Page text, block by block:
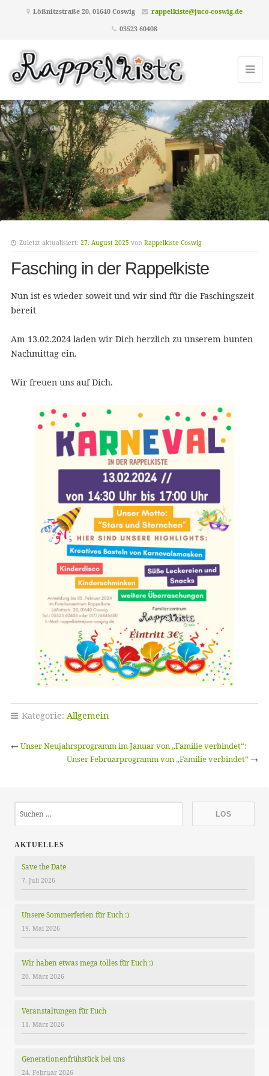
Lößnitzstraße 20, 01640 Coswig
rappelkiste@juco-coswig.de
03523 60408
Zuletzt aktualisiert: 27. August 2025 von Rappelkiste Coswig
Fasching in der Rappelkiste
Nun ist es wieder soweit und wir sind für die Faschingszeit
bereit
Am 13.02.2024 laden wir Dich herzlich zu unserem bunten
Nachmittag ein.
Wir freuen uns auf Dich.
Kategorie: Allgemein
← Unser Neujahrsprogramm im Januar von „Familie verbindet“:
Unser Februarprogramm von „Familie verbindet“ →
AKTUELLES
Save the Date
7. Juli 2026
Unsere Sommerferien für Euch :)
19. Mai 2026
Wir haben etwas mega tolles für Euch :)
20. März 2026
Veranstaltungen für Euch
11. März 2026
Generationenfrühstück bei uns
24. Februar 2026